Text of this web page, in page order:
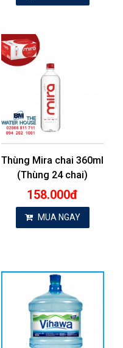
Thùng Mira chai 360ml
(Thùng 24 chai)
158.000đ
MUA NGAY